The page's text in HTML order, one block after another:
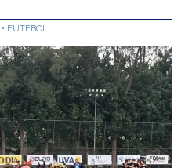
FUTEBOL